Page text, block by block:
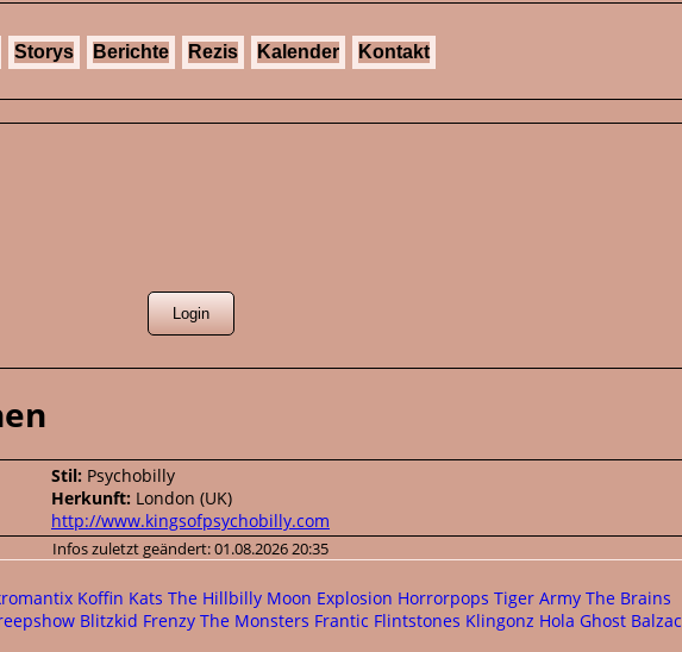
Storys Berichte Rezis Kalender Kontakt
Stil: Psychobilly
Herkunft: London (UK)
http://www.kingsofpsychobilly.com
Infos zuletzt geändert: 01.08.2026 20:35
Koffin Kats The Hillbilly Moon Explosion Horrorpops Tiger Army The Brains
Blitzkid Frenzy The Monsters Frantic Flintstones Klingonz Hola Ghost Balzac